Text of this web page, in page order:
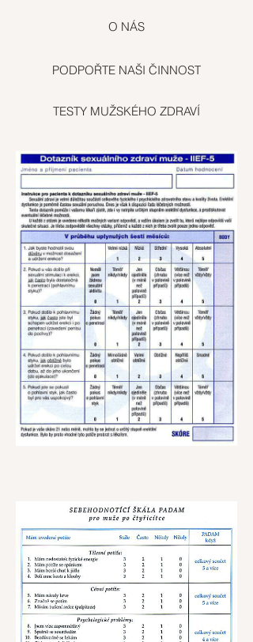
PODPOŘTE NAŠI ČINNOST
TESTY MUŽSKÉHO ZDRAVÍ
O NÁS